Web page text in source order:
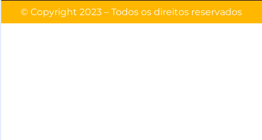
© Copyright 2023 – Todos os direitos reservados